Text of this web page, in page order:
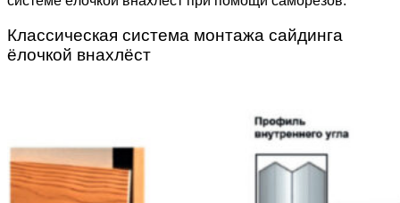
Классическая система монтажа сайдинга
ёлочкой внахлёст